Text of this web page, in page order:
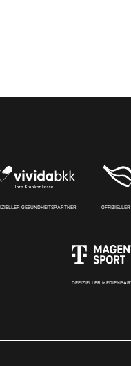
GESUNDHEITSPARTNER
OFFIZIELLER